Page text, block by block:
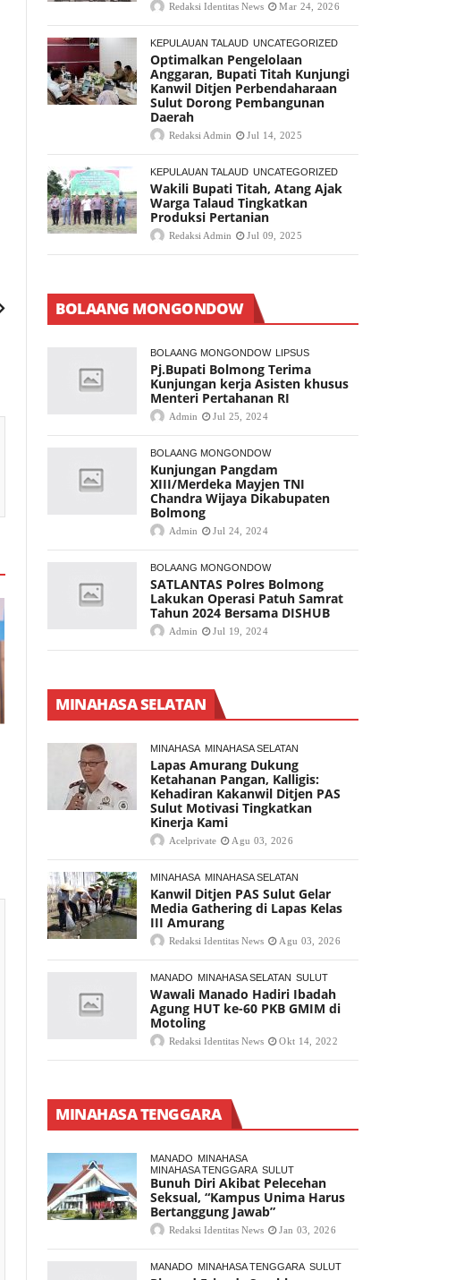
Redaksi Identitas News Mar 24, 2026
KEPULAUAN TALAUD UNCATEGORIZED
Optimalkan Pengelolaan
Anggaran, Bupati Titah Kunjungi
Kanwil Ditjen Perbendaharaan
Sulut Dorong Pembangunan
Daerah
Redaksi Admin Jul 14, 2025
KEPULAUAN TALAUD UNCATEGORIZED
Wakili Bupati Titah, Atang Ajak
Warga Talaud Tingkatkan
Produksi Pertanian
Redaksi Admin Jul 09, 2025
BOLAANG MONGONDOW
BOLAANG MONGONDOW LIPSUS
Pj.Bupati Bolmong Terima
Kunjungan kerja Asisten khusus
Menteri Pertahanan RI
Admin Jul 25, 2024
BOLAANG MONGONDOW
Kunjungan Pangdam
XIII/Merdeka Mayjen TNI
Chandra Wijaya Dikabupaten
Bolmong
Admin Jul 24, 2024
BOLAANG MONGONDOW
SATLANTAS Polres Bolmong
Lakukan Operasi Patuh Samrat
Tahun 2024 Bersama DISHUB
Admin Jul 19, 2024
MINAHASA SELATAN
MINAHASA MINAHASA SELATAN
Lapas Amurang Dukung
Ketahanan Pangan, Kalligis:
Kehadiran Kakanwil Ditjen PAS
Sulut Motivasi Tingkatkan
Kinerja Kami
Acelprivate Agu 03, 2026
MINAHASA MINAHASA SELATAN
Kanwil Ditjen PAS Sulut Gelar
Media Gathering di Lapas Kelas
III Amurang
Redaksi Identitas News Agu 03, 2026
MANADO MINAHASA SELATAN SULUT
Wawali Manado Hadiri Ibadah
Agung HUT ke-60 PKB GMIM di
Motoling
Redaksi Identitas News Okt 14, 2022
MINAHASA TENGGARA
MANADO MINAHASA
MINAHASA TENGGARA SULUT
Bunuh Diri Akibat Pelecehan
Seksual, “Kampus Unima Harus
Bertanggung Jawab”
Redaksi Identitas News Jan 03, 2026
MANADO MINAHASA TENGGARA SULUT